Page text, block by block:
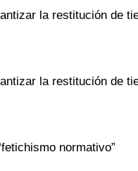
la restitución de
la restitución de
normativo”